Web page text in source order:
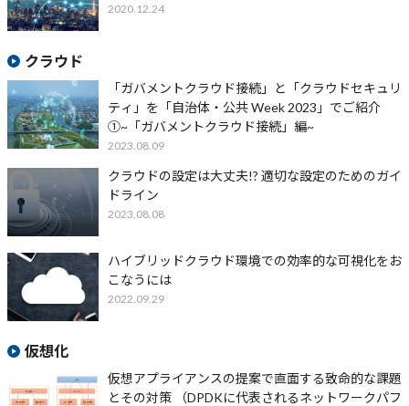
2020.12.24
クラウド
「ガバメントクラウド接続」と「クラウドセキュリ
ティ」を「自治体・公共 Week 2023」でご紹介
①~「ガバメントクラウド接続」編~
2023.08.09
クラウドの設定は大丈夫!? 適切な設定のためのガイ
ドライン
2023.08.08
ハイブリッドクラウド環境での効率的な可視化をお
こなうには
2022.09.29
仮想化
仮想アプライアンスの提案で直面する致命的な課題
とその対策 （DPDKに代表されるネットワークパフ